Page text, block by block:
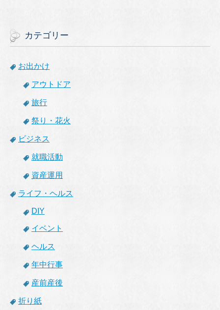
カテゴリー
お出かけ
アウトドア
旅行
祭り・花火
ビジネス
就職活動
資産運用
ライフ・ヘルス
DIY
イベント
ヘルス
年中行事
産前産後
折り紙